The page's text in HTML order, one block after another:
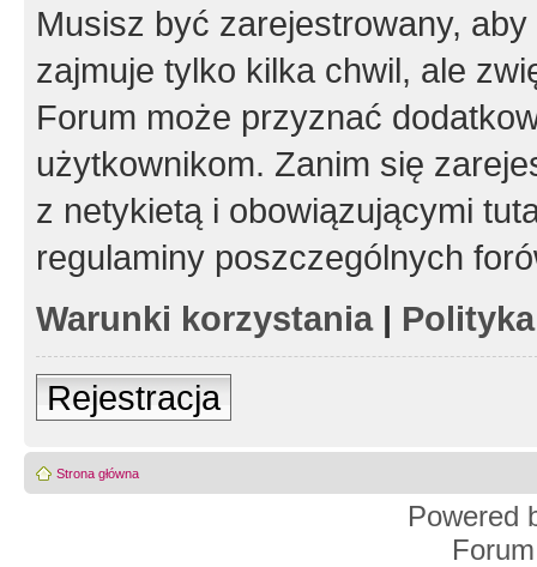
Musisz być zarejestrowany,
zajmuje tylko kilka chwil, ale
Forum może przyznać
użytkownikom. Zanim się
z netykietą i obowiązującymi
regulaminy poszczególnych
Warunki korzystania|
Rejestracja
Strona główna
Powered